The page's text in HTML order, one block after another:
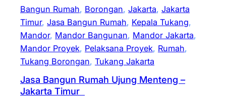
Bangun Rumah, Borongan, Jakarta, Jakarta
Timur, Jasa Bangun Rumah, Kepala Tukang
Mandor, Mandor Bangunan, Mandor Jakarta
Mandor Proyek, Pelaksana Proyek, Rumah
Tukang Borongan, Tukang Jakarta
Jasa Bangun Rumah Ujung Menteng –
Jakarta Timur